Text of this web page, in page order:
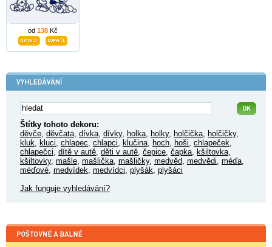
od 138 Kč
Štítky tohoto dekoru:
děvče, děvčata, dívka, dívky, holka, holky, holčička, holčičky,
kluk, kluci, chlapec, chlapci, klučina, hoch, hoši, chlapeček,
chlapečci, dítě v autě, děti v autě, čepice, čapka, kšiltovka,
kšiltovky, mašle, mašlička, mašličky, medvěd, medvědi, méďa,
méďové, medvídek, medvídci, plyšák, plyšáci
Jak funguje vyhledávání?